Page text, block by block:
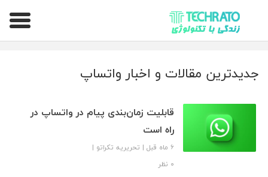
تکراتو – زندگی با تکنولوژی
جدیدترین مقالات و اخبار واتساپ
قابلیت زمان‌بندی پیام در واتساپ در
راه است
6 ماه قبل | تحریریه تکراتو |
۰ نظر